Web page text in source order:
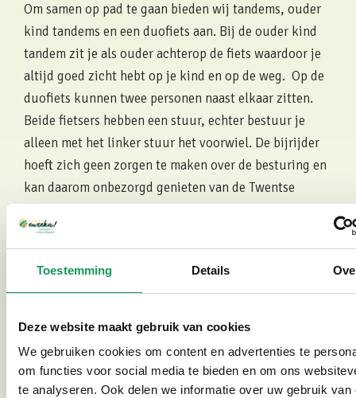
Toestemming Details
Deze website maakt gebruik van cookies
We gebruiken cookies om content en advertenties te
om functies voor social media te bieden en om ons
te analyseren. Ook delen we informatie over uw gebruik van
Om samen op pad te gaan bieden wij tandems, ouder
kind tandems en een duofiets aan. Bij de ouder kind
tandem zit je als ouder achterop de fiets waardoor je
altijd goed zicht hebt op je kind en op de weg. Op de
duofiets kunnen twee personen naast elkaar zitten.
Beide fietsers hebben een stuur, echter bestuur je
alleen met het linker stuur het voorwiel. De bijrijder
hoeft zich geen zorgen te maken over de besturing en
kan daarom onbezorgd genieten van de Twentse
samen met een persoon met een beperking op stap te
kunnen gaan.
Bekijk fotogalerij